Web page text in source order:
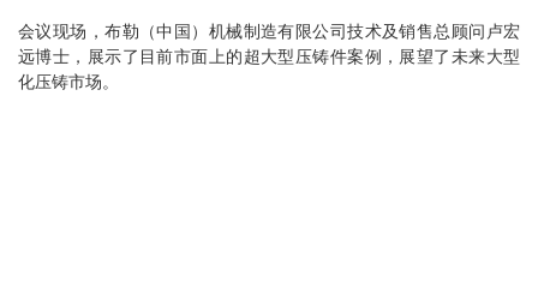
会议现场，布勒（中国）机械制造有限公司技术及销售总顾问卢宏
远博士，展示了目前市面上的超大型压铸件案例，展望了未来大型
化压铸市场。